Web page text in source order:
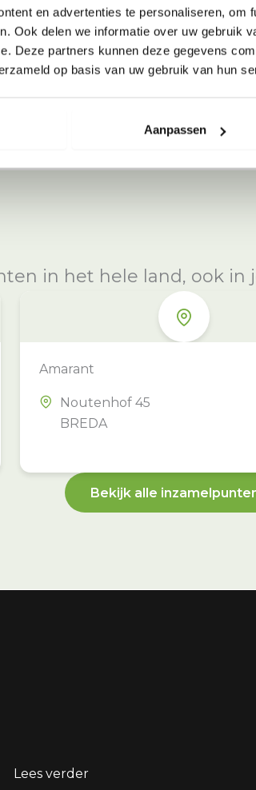
en advertenties te personaliseren, om
Ook delen we informatie over uw gebruik
Deze partners kunnen deze gegevens
op basis van uw gebruik van hun
Aanpassen
in het hele land, ook in
Amarant
Noutenhof 45
BREDA
Bekijk alle
Lees verder